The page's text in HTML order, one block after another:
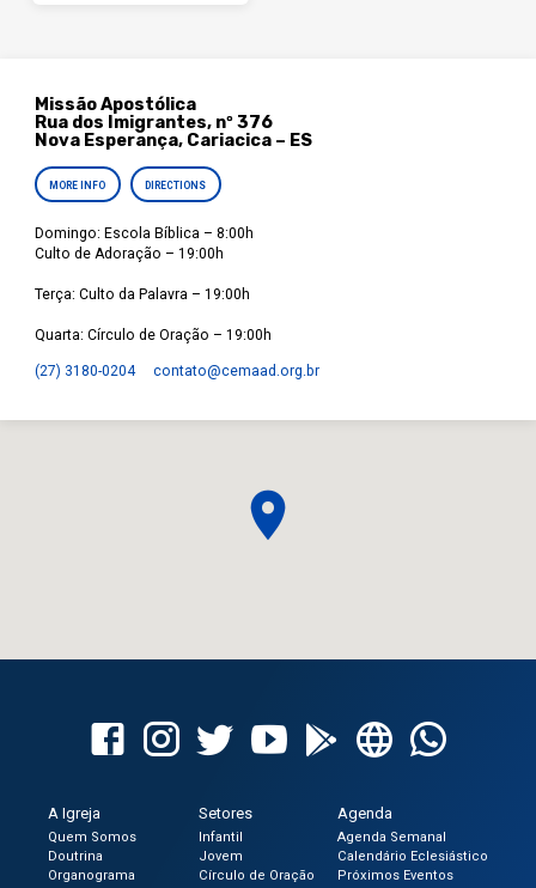
Missão Apostólica
Rua dos Imigrantes, nº 376
Nova Esperança, Cariacica – ES
MORE INFO DIRECTIONS
Domingo: Escola Bíblica – 8:00h
Culto de Adoração – 19:00h
Terça: Culto da Palavra – 19:00h
Quarta: Círculo de Oração – 19:00h
(27) 3180-0204 contato​@cemaad.org.br
A Igreja
Quem Somos
Doutrina
Organograma
Setores
Infantil
Jovem
Círculo de Oração
Agenda
Agenda Semanal
Calendário Eclesiástico
Próximos Eventos